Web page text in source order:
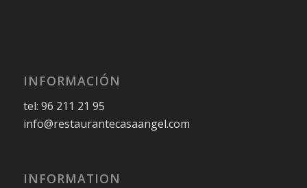
INFORMACIÓN
tel: 96 211 21 95
info@restaurantecasaangel.com
INFORMATION